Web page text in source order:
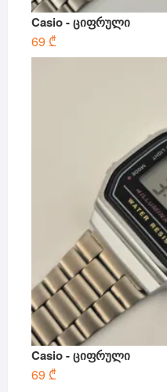
Casio - ციფრული
69 ₾
Casio - ციფრული
69 ₾